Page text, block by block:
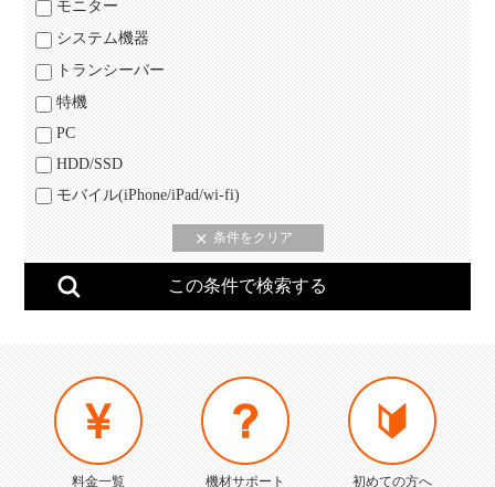
モニター
システム機器
トランシーバー
特機
PC
HDD/SSD
モバイル(iPhone/iPad/wi-fi)
料金一覧 機材サポート 初めての方へ